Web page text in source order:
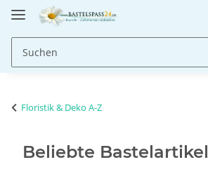
Floristik & Deko A-Z
Beliebte Bastelartikel